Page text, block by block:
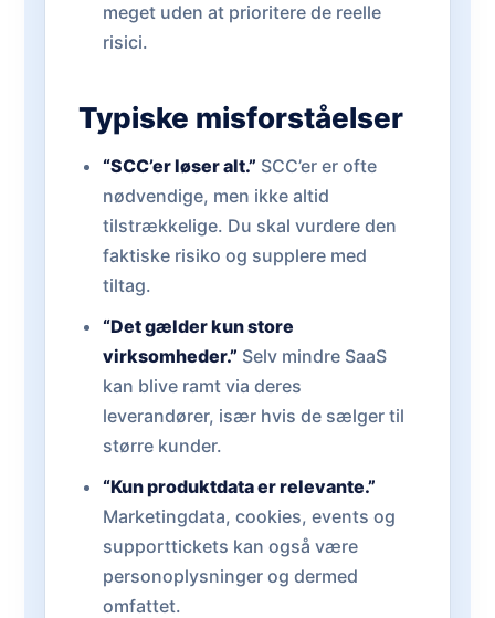
meget uden at prioritere de reelle
risici.
Typiske misforståelser
“SCC’er løser alt.” SCC’er er ofte
nødvendige, men ikke altid
tilstrækkelige. Du skal vurdere den
faktiske risiko og supplere med
tiltag.
“Det gælder kun store
virksomheder.” Selv mindre SaaS
kan blive ramt via deres
leverandører, især hvis de sælger til
større kunder.
“Kun produktdata er relevante.”
Marketingdata, cookies, events og
supporttickets kan også være
personoplysninger og dermed
omfattet.